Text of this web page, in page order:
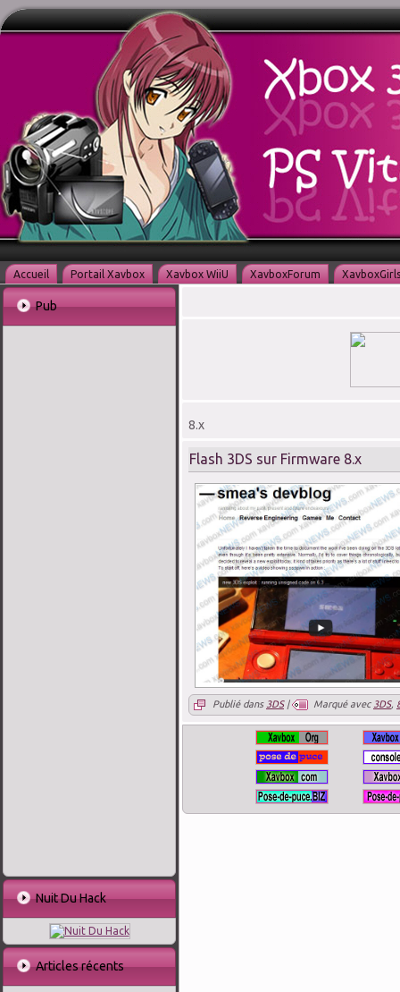
Accueil Portail Xavbox Xavbox WiiU XavboxForum XavboxGirls
Pub
Nuit Du Hack
Articles récents
8.x
Flash 3DS sur Firmware 8.x
Publié dans 3DS| Marqué avec 3DS,